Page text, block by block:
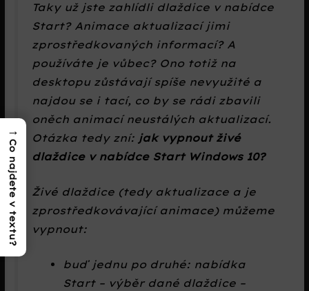
Taky už jste zahlídli dlaždice v nabídce
Start? Animace aktualizací jimi
zprostředkovaných informací? A
používáte je vůbec? Ono totiž na
desktopu zůstávají spíše nevyužité a
najdou se i tací, co by se rádi zbavili
oněch animací neustálých aktualizací.
Otázka tedy zní: jak vypnout živé
dlaždice v nabídce Start Windows 10?
Živé dlaždice (tedy aktualizace a je
zprostředkovávající animace) můžeme
vypnout:
buď jednu po druhé: nabídka
Start – výběr dané dlaždice –
→
Co najdete v textu?